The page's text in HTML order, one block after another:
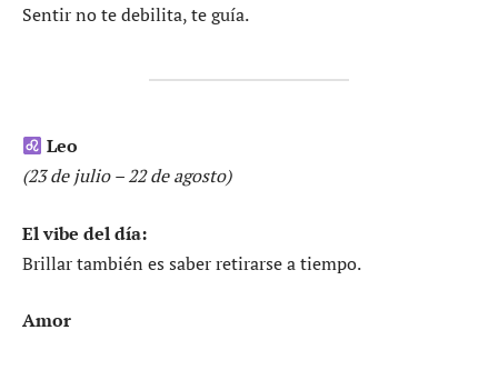
Sentir no te debilita, te guía.
Leo
(23 de julio – 22 de agosto)
El vibe del día:
Brillar también es saber retirarse a tiempo.
Amor